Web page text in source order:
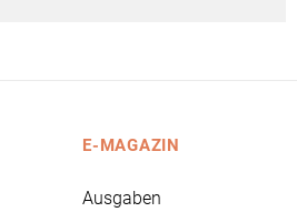
E-MAGAZIN
Ausgaben